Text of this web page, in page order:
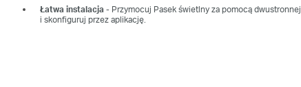
Łatwa instalacja - Przymocuj Pasek świetlny za pomocą
i skonfiguruj przez aplikację.